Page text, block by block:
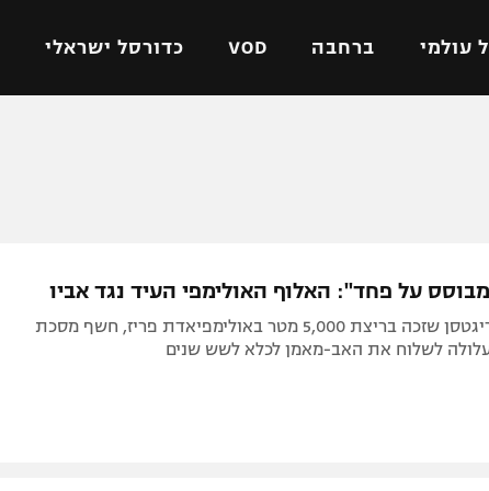
עולמי ברחבה VOD כדורסל ישראלי
ליגה גרמנית
ליגה ספרדית
הפועל חולון
על פחד": האלוף האולימפי העיד נגד אביו
יעקוב אינגבריגטסן שזכה בריצת 5,000 מטר באולימפיאדת פריז, חשף מסכת
לשלוח את האב-מאמן לכלא לשש שנים